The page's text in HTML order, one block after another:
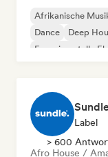
Afrikanische
Dance
Deep
Experimentelle
Label
> 600
Afro House /